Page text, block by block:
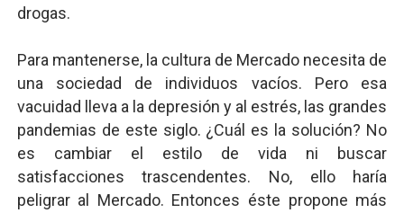
drogas.
Para mantenerse, la cultura de Mercado necesita de
una sociedad de individuos vacíos. Pero esa
vacuidad lleva a la depresión y al estrés, las grandes
pandemias de este siglo. ¿Cuál es la solución? No
es cambiar el estilo de vida ni buscar
satisfacciones trascendentes. No, ello haría
peligrar al Mercado. Entonces éste propone más